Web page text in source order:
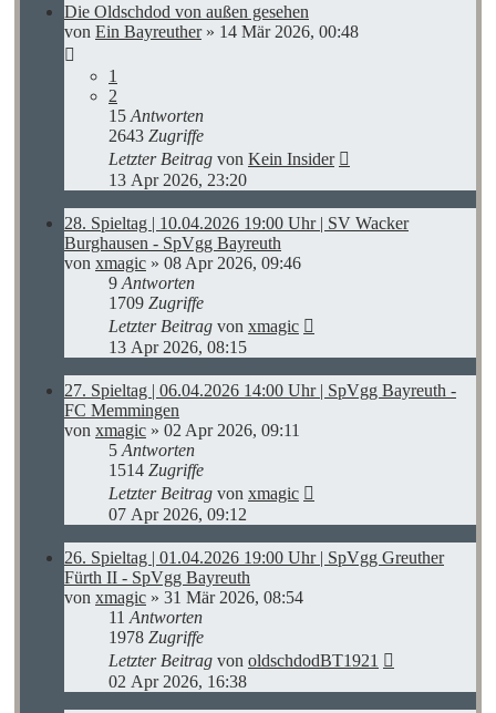
Die Oldschdod von außen gesehen
von Ein Bayreuther» 14 Mär 2026, 00:48
1
2
15 Antworten
2643 Zugriffe
Letzter Beitrag von Kein Insider
13 Apr 2026, 23:20
28. Spieltag | 10.04.2026 19:00 Uhr | SV Wacker
Burghausen - SpVgg Bayreuth
von xmagic » 08 Apr 2026, 09:46
9 Antworten
1709 Zugriffe
Letzter Beitrag von xmagic
13 Apr 2026, 08:15
27. Spieltag | 06.04.2026 14:00 Uhr | SpVgg Bayreuth -
FC Memmingen
von xmagic » 02 Apr 2026, 09:11
5 Antworten
1514 Zugriffe
Letzter Beitrag von xmagic
07 Apr 2026, 09:12
26. Spieltag | 01.04.2026 19:00 Uhr | SpVgg Greuther
Fürth II - SpVgg Bayreuth
von xmagic » 31 Mär 2026, 08:54
11 Antworten
1978 Zugriffe
Letzter Beitrag von oldschdodBT1921
02 Apr 2026, 16:38